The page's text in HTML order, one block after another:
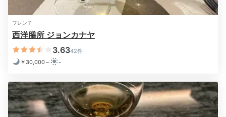
サロン・ド・ロワール
おしゃべりを。洋酒やオリジナルカクテルをいただいて
ゆっくりとくつろぎましょう。明るい時間なら、オリジ
ナルハーブティーやスイーツで甘いひと時を過ごすの
フレンチ
西洋膳所 ジョンカナヤ
3.6342件
￥30,000～
-